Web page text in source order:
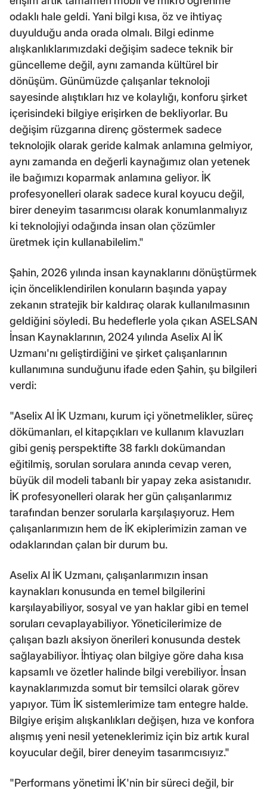
odaklı hale geldi. Yani bilgi kısa, öz ve ihtiyaç
duyulduğu anda orada olmalı. Bilgi edinme
alışkanlıklarımızdaki değişim sadece teknik bir
güncelleme değil, aynı zamanda kültürel bir
dönüşüm. Günümüzde çalışanlar teknoloji
sayesinde alıştıkları hız ve kolaylığı, konforu şirket
içerisindeki bilgiye erişirken de bekliyorlar. Bu
değişim rüzgarına direnç göstermek sadece
teknolojik olarak geride kalmak anlamına gelmiyor,
aynı zamanda en değerli kaynağımız olan yetenek
ile bağımızı koparmak anlamına geliyor. İK
profesyonelleri olarak sadece kural koyucu değil,
birer deneyim tasarımcısı olarak konumlanmalıyız
ki teknolojiyi odağında insan olan çözümler
üretmek için kullanabilelim."
Şahin, 2026 yılında insan kaynaklarını dönüştürmek
için önceliklendirilen konuların başında yapay
zekanın stratejik bir kaldıraç olarak kullanılmasının
geldiğini söyledi. Bu hedeflerle yola çıkan ASELSAN
İnsan Kaynaklarının, 2024 yılında Aselix AI İK
Uzmanı'nı geliştirdiğini ve şirket çalışanlarının
kullanımına sunduğunu ifade eden Şahin, şu bilgileri
verdi:
"Aselix AI İK Uzmanı, kurum içi yönetmelikler, süreç
dökümanları, el kitapçıkları ve kullanım klavuzları
gibi geniş perspektifte 38 farklı dokümandan
eğitilmiş, sorulan sorulara anında cevap veren,
büyük dil modeli tabanlı bir yapay zeka asistanıdır.
İK profesyonelleri olarak her gün çalışanlarımız
tarafından benzer sorularla karşılaşıyoruz. Hem
çalışanlarımızın hem de İK ekiplerimizin zaman ve
odaklarından çalan bir durum bu.
Aselix AI İK Uzmanı, çalışanlarımızın insan
kaynakları konusunda en temel bilgilerini
karşılayabiliyor, sosyal ve yan haklar gibi en temel
soruları cevaplayabiliyor. Yöneticilerimize de
çalışan bazlı aksiyon önerileri konusunda destek
sağlayabiliyor. İhtiyaç olan bilgiye göre daha kısa
kapsamlı ve özetler halinde bilgi verebiliyor. İnsan
kaynaklarımızda somut bir temsilci olarak görev
yapıyor. Tüm İK sistemlerimize tam entegre halde.
Bilgiye erişim alışkanlıkları değişen, hıza ve konfora
alışmış yeni nesil yeteneklerimiz için biz artık kural
koyucular değil, birer deneyim tasarımcısıyız."
"Performans yönetimi İK'nin bir süreci değil, bir